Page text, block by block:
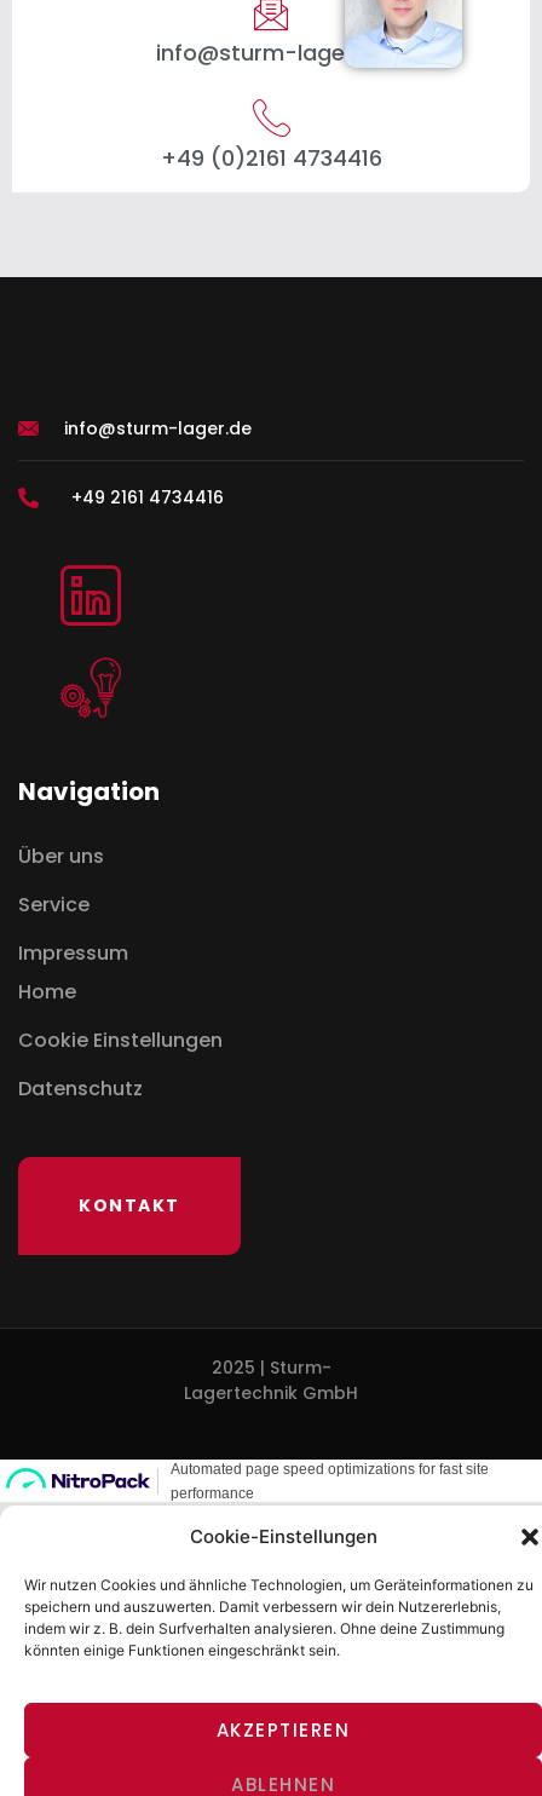
Cookie-Einstellungen
Wir nutzen Cookies und ähnliche Technologien, um Geräteinformationen zu
speichern und auszuwerten. Damit verbessern wir dein Nutzererlebnis,
indem wir z. B. dein Surfverhalten analysieren. Ohne deine Zustimmung
könnten einige Funktionen eingeschränkt sein.
AKZEPTIEREN
ABLEHNEN
info@sturm-lager.de
+49 (0)2161 4734416
info@sturm-lager.de
+49 2161 4734416
Navigation
Über uns
Service
Impressum
Home
Cookie Einstellungen
Datenschutz
KONTAKT
2025 | Sturm-
Lagertechnik GmbH